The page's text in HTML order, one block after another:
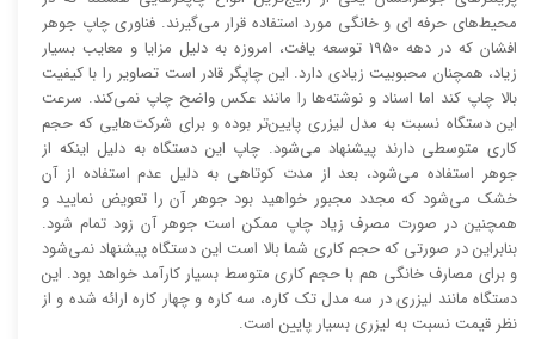
محیط‌های حرفه ای و خانگی مورد استفاده قرار می‌گیرند. فناوری چاپ جوهر
افشان که در دهه 1950 توسعه یافت، امروزه به دلیل مزایا و معایب بسیار
زیاد، همچنان محبوبیت زیادی دارد. این چاپگر قادر است تصاویر را با کیفیت
بالا چاپ کند اما اسناد و نوشته‌ها را مانند عکس واضح چاپ نمی‌کند. سرعت
این دستگاه نسبت به مدل لیزری پایین‌تر بوده و برای شرکت‌هایی که حجم
کاری متوسطی دارند پیشنهاد می‌شود. چاپ این دستگاه به دلیل اینکه از
جوهر استفاده می‌شود، بعد از مدت کوتاهی به دلیل عدم استفاده از آن
خشک می‌شود که مجدد مجبور خواهید بود جوهر آن را تعویض نمایید و
همچنین در صورت مصرف زیاد چاپ ممکن است جوهر آن زود تمام شود.
بنابراین در صورتی که حجم کاری شما بالا است این دستگاه پیشنهاد نمی‌شود
و برای مصارف خانگی هم با حجم کاری متوسط بسیار کارآمد خواهد بود. این
دستگاه مانند لیزری در سه مدل تک کاره، سه کاره و چهار کاره ارائه شده و از
نظر قیمت نسبت به لیزری بسیار پایین است.